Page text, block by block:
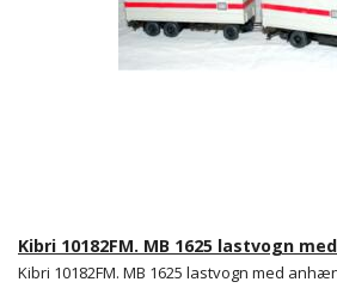
Kibri 10182FM. MB 1625 lastvogn
Kibri 10182FM. MB 1625 lastvogn med